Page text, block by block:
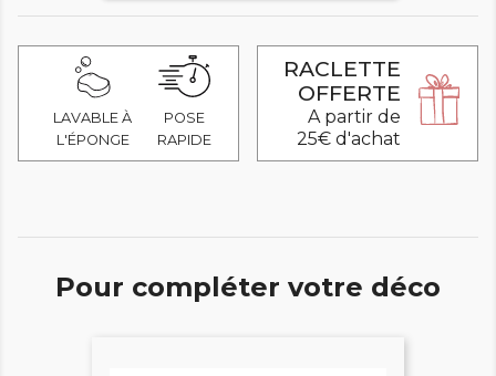
LAVABLE À
L'ÉPONGE
POSE
RAPIDE
RACLETTE
OFFERTE
A partir de
25€ d'achat
Pour compléter votre déco